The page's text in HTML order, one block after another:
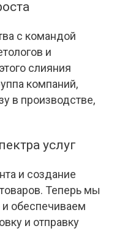
с командой
и
слияния
компаний,
в производстве,
услуг
и создание
Теперь мы
и обеспечиваем
и отправку